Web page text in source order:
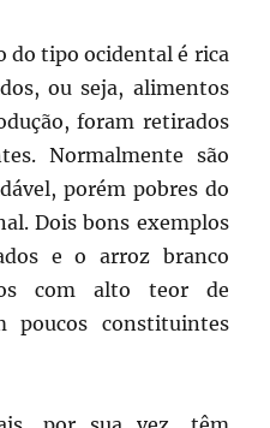
do tipo ocidental é rica
ou seja, alimentos
foram retirados
Normalmente são
porém pobres do
Dois bons exemplos
e o arroz branco
com alto teor de
poucos constituintes